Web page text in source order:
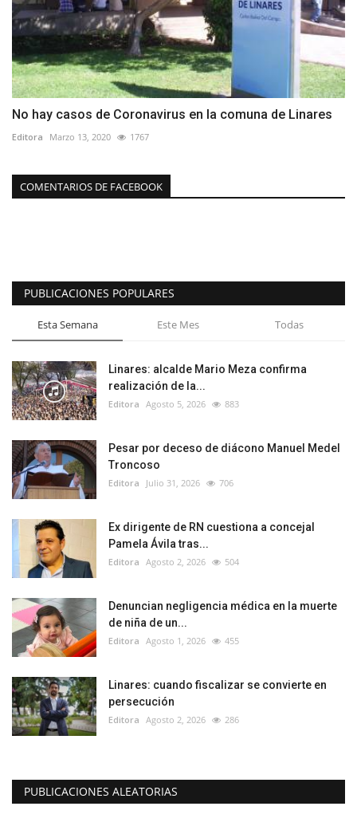
No hay casos de Coronavirus en la comuna de Linares
Editora Marzo 13, 2020 1767
COMENTARIOS DE FACEBOOK
PUBLICACIONES POPULARES
Esta Semana Este Mes Todas
Linares: alcalde Mario Meza confirma
realización de la...
Editora Agosto 5, 2026 883
Pesar por deceso de diácono Manuel Medel
Troncoso
Editora Julio 31, 2026 706
Ex dirigente de RN cuestiona a concejal
Pamela Ávila tras...
Editora Agosto 2, 2026 504
Denuncian negligencia médica en la muerte
de niña de un...
Editora Agosto 1, 2026 455
Linares: cuando fiscalizar se convierte en
persecución
Editora Agosto 2, 2026 286
PUBLICACIONES ALEATORIAS